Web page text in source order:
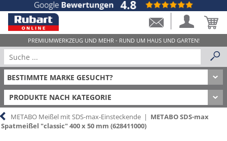
PRODUKTE NACH KATEGORIE
METABO Meißel mit SDS-max-Einsteckende | METABO SDS-max
Spatmeißel "classic" 400 x 50 mm (628411000)